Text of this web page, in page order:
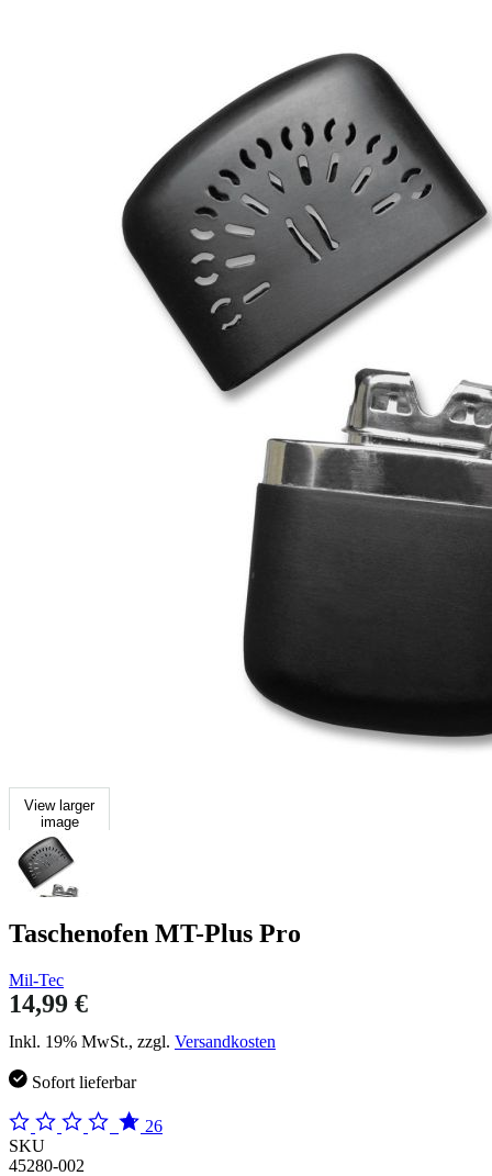
View larger
image
Taschenofen MT-Plus Pro
Mil-Tec
14,99 €
Inkl. 19% MwSt., zzgl. Versandkosten
Sofort lieferbar
26
SKU
45280-002